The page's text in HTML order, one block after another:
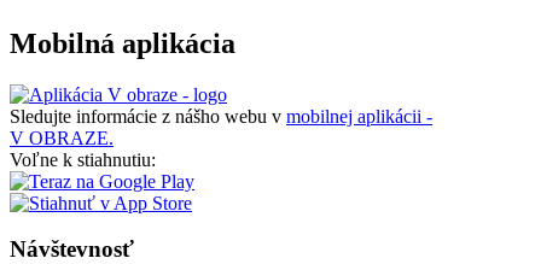
Mobilná aplikácia
Sledujte informácie z nášho webu v mobilnej aplikácii -
V OBRAZE.
Voľne k stiahnutiu:
Návštevnosť